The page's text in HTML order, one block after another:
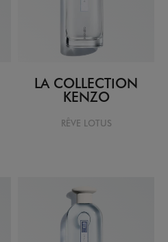
LA COLLECTION
KENZO
RÊVE LOTUS